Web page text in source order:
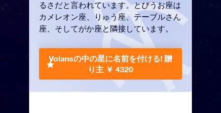
るさだと言われています。とびうお座は
カメレオン座、りゅう座、テーブルさん
座、そしてがか座と隣接しています。
Volansの中の星に名前を付ける! 贈
り主 ￥ 4320